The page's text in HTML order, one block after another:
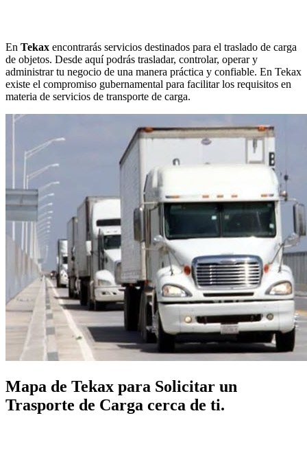
En Tekax encontrarás servicios destinados para el traslado de carga
de objetos. Desde aquí podrás trasladar, controlar, operar y
administrar tu negocio de una manera práctica y confiable. En Tekax
existe el compromiso gubernamental para facilitar los requisitos en
materia de servicios de transporte de carga.
Mapa de Tekax para Solicitar un
Trasporte de Carga cerca de ti.